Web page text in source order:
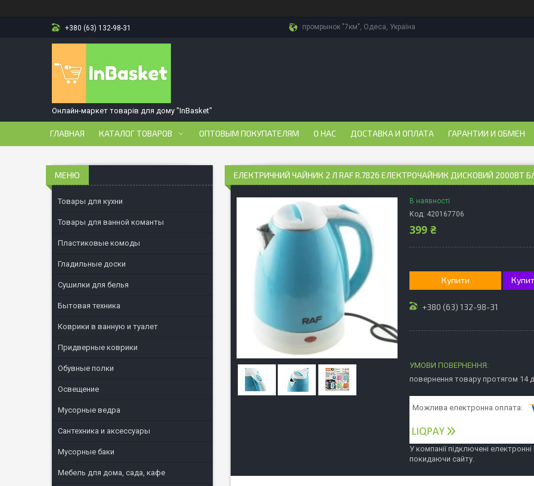
+380 (63) 132-98-31 промрынок "7км", Одеса, Україна
Онлайн-маркет товарів для дому "InBasket"
ГЛАВНАЯ КАТАЛОГ ТОВАРОВ ОПТОВЫМ ПОКУПАТЕЛЯМ О НАС ДОСТАВКА И ОПЛАТА ГАРАНТИИ И ОБМЕН
ЕЛЕКТРИЧНИЙ ЧАЙНИК 2 Л RAF R.7826 ЕЛЕКТРОЧАЙНИК ДИСКОВИЙ 2000ВТ
В наявності
Код: 420167706
399 ₴
Купити
+380 (63) 132-98-31
повернення товару протягом 14
У компанії підключені
покидаючи сайту.
Товары для кухни
Товары для ванной команты
Пластиковые комоды
Гладильные доски
Сушилки для белья
Бытовая техника
Коврики в ванную и туалет
Придверные коврики
Обувные полки
Освещение
Мусорные ведра
Сантехника и аксессуары
Мусорные баки
Мебель для дома, сада, кафе